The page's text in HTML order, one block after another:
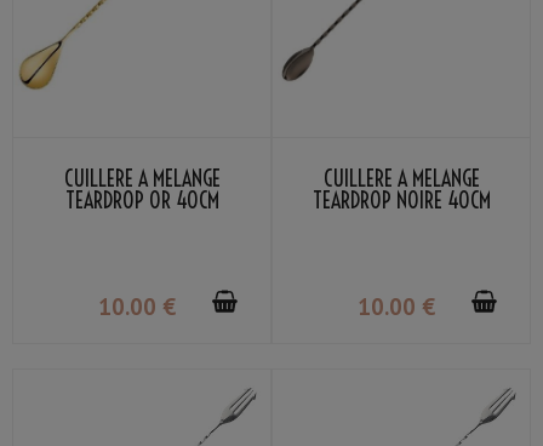
CUILLÈRE À MÉLANGE
TEARDROP OR 40CM
10.00 €
CUILLÈRE À MÉLANGE
TEARDROP NOIRE 40CM
10.00 €